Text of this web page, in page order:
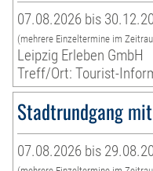
07.08.2026 bis
(mehrere Einzeltermine im
Leipzig Erleben GmbH
Treff/Ort: Tourist-
Stadtrundgang
07.08.2026 bis